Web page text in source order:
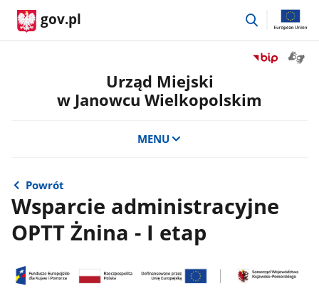
gov.pl
przejdź
Przejdź
Biuletyn
Urząd Miejski
w Janowcu Wielkopolskim
MENU
Powrót
Wsparcie administracyjne
OPTT Żnina - I etap